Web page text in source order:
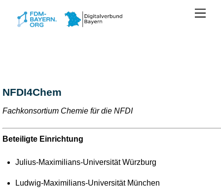
Inhalt
NFDI4Chem
Fachkonsortium Chemie für die NFDI
Beteiligte Einrichtung
Julius-Maximilians-Universität Würzburg
Ludwig-Maximilians-Universität München